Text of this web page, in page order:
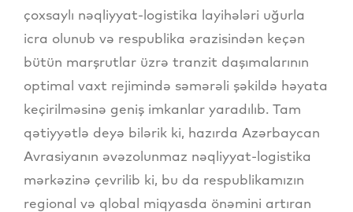
çoxsaylı nəqliyyat-logistika layihələri uğurla
icra olunub və respublika ərazisindən keçən
bütün marşrutlar üzrə tranzit daşımalarının
optimal vaxt rejimində səmərəli şəkildə həyata
keçirilməsinə geniş imkanlar yaradılıb. Tam
qətiyyətlə deyə bilərik ki, hazırda Azərbaycan
Avrasiyanın əvəzolunmaz nəqliyyat-logistika
mərkəzinə çevrilib ki, bu da respublikamızın
regional və qlobal miqyasda önəmini artıran